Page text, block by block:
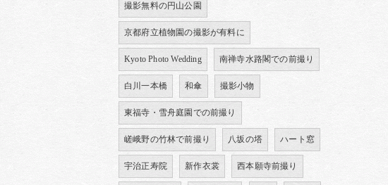
撮影無料の円山公園
京都府立植物園の撮影が有料に
Kyoto Photo Wedding 南禅寺水路閣での前撮り
白川一本橋 和傘 撮影小物
東福寺・雪舟庭園での前撮り
嵯峨野の竹林で前撮り 八坂の塔 ハート窓
宇治正寿院 新作衣裳 西本願寺前撮り